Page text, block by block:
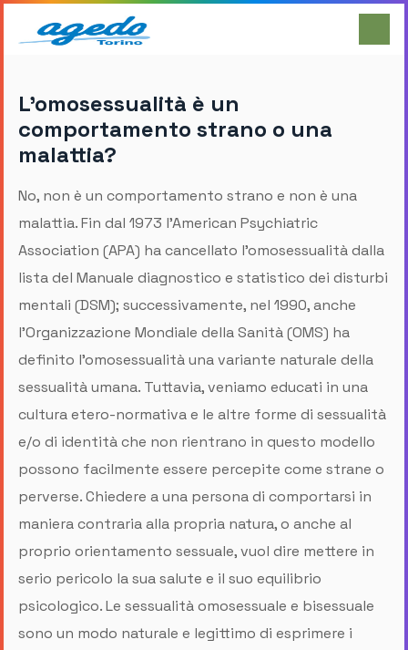
L’omosessualità è un
comportamento strano o una
malattia?
No, non è un comportamento strano e non è una
malattia. Fin dal 1973 l’American Psychiatric
Association (APA) ha cancellato l’omosessualità dalla
lista del Manuale diagnostico e statistico dei disturbi
mentali (DSM); successivamente, nel 1990, anche
l’Organizzazione Mondiale della Sanità (OMS) ha
definito l’omosessualità una variante naturale della
sessualità umana. Tuttavia, veniamo educati in una
cultura etero-normativa e le altre forme di sessualità
e/o di identità che non rientrano in questo modello
possono facilmente essere percepite come strane o
perverse. Chiedere a una persona di comportarsi in
maniera contraria alla propria natura, o anche al
proprio orientamento sessuale, vuol dire mettere in
serio pericolo la sua salute e il suo equilibrio
psicologico. Le sessualità omosessuale e bisessuale
sono un modo naturale e legittimo di esprimere i